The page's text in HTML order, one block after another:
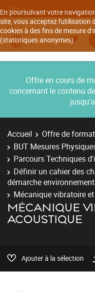
En poursuivant votre
site, vous acceptez l'utilisation
cookies à des fins de mesure
(statistiques anonymes).
Aller à
Offre en cours de
concernant le contenu
Accueil Offre de
BUT Mesures
Parcours Techniques
Définir un cahier des
démarche
Mécanique vibratoire
MÉCANIQUE
ACOUSTIQUE
Ajouter à la sélection